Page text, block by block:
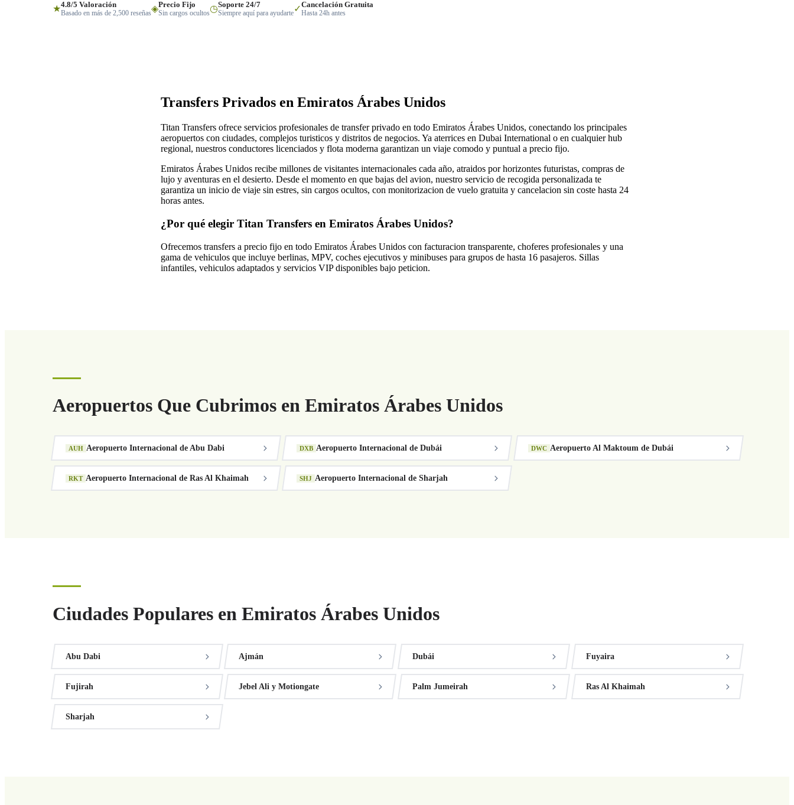
★4.8/5 Valoración
Basado en más de 2,500 reseñas◈Precio Fijo
Sin cargos ocultos◷Soporte 24/7
Siempre aquí para ayudarte✓Cancelación Gratuita
Hasta 24h antes
Transfers Privados en Emiratos Árabes Unidos
Titan Transfers ofrece servicios profesionales de transfer privado en todo Emiratos Árabes Unidos, conectando los principales
aeropuertos con ciudades, complejos turisticos y distritos de negocios. Ya aterrices en Dubai International o en cualquier hub
regional, nuestros conductores licenciados y flota moderna garantizan un viaje comodo y puntual a precio fijo.
Emiratos Árabes Unidos recibe millones de visitantes internacionales cada año, atraidos por horizontes futuristas, compras de
lujo y aventuras en el desierto. Desde el momento en que bajas del avion, nuestro servicio de recogida personalizada te
garantiza un inicio de viaje sin estres, sin cargos ocultos, con monitorizacion de vuelo gratuita y cancelacion sin coste hasta 24
horas antes.
¿Por qué elegir Titan Transfers en Emiratos Árabes Unidos?
Ofrecemos transfers a precio fijo en todo Emiratos Árabes Unidos con facturacion transparente, choferes profesionales y una
gama de vehiculos que incluye berlinas, MPV, coches ejecutivos y minibuses para grupos de hasta 16 pasajeros. Sillas
infantiles, vehiculos adaptados y servicios VIP disponibles bajo peticion.
Aeropuertos Que Cubrimos en Emiratos Árabes Unidos
AUH Aeropuerto Internacional de Abu Dabi DXB Aeropuerto Internacional de Dubái DWC Aeropuerto Al Maktoum de Dubái
RKT Aeropuerto Internacional de Ras Al Khaimah SHJ Aeropuerto Internacional de Sharjah
Ciudades Populares en Emiratos Árabes Unidos
Abu Dabi Ajmán Dubái Fuyaira
Fujirah Jebel Ali y Motiongate Palm Jumeirah Ras Al Khaimah
Sharjah